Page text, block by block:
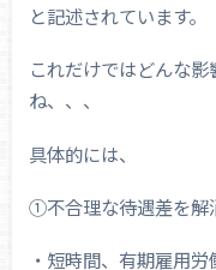
と記述されています。
これだけではどんな
ね、、、
具体的には、
①不合理な待遇差を解
・短時間、有期雇用